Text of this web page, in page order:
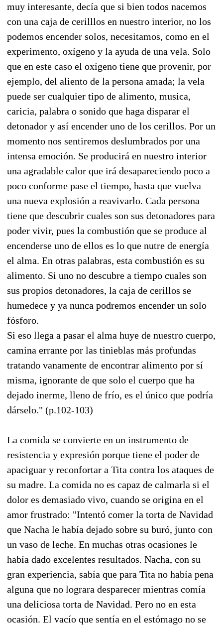
muy interesante, decía que si bien todos nacemos
con una caja de cerilllos en nuestro interior, no los
podemos encender solos, necesitamos, como en el
experimento, oxígeno y la ayuda de una vela. Solo
que en este caso el oxígeno tiene que provenir, por
ejemplo, del aliento de la persona amada; la vela
puede ser cualquier tipo de alimento, musica,
caricia, palabra o sonido que haga disparar el
detonador y así encender uno de los cerillos. Por un
momento nos sentiremos deslumbrados por una
intensa emoción. Se producirá en nuestro interior
una agradable calor que irá desapareciendo poco a
poco conforme pase el tiempo, hasta que vuelva
una nueva explosión a reavivarlo. Cada persona
tiene que descubrir cuales son sus detonadores para
poder vivir, pues la combustión que se produce al
encenderse uno de ellos es lo que nutre de energía
el alma. En otras palabras, esta combustión es su
alimento. Si uno no descubre a tiempo cuales son
sus propios detonadores, la caja de cerillos se
humedece y ya nunca podremos encender un solo
fósforo.
Si eso llega a pasar el alma huye de nuestro cuerpo,
camina errante por las tinieblas más profundas
tratando vanamente de encontrar alimento por sí
misma, ignorante de que solo el cuerpo que ha
dejado inerme, lleno de frío, es el único que podría
dárselo." (p.102-103)
La comida se convierte en un instrumento de
resistencia y expresión porque tiene el poder de
apaciguar y reconfortar a Tita contra los ataques de
su madre. La comida no es capaz de calmarla si el
dolor es demasiado vivo, cuando se origina en el
amor frustrado: "Intentó comer la torta de Navidad
que Nacha le había dejado sobre su buró, junto con
un vaso de leche. En muchas otras ocasiones le
había dado excelentes resultados. Nacha, con su
gran experiencia, sabía que para Tita no había pena
alguna que no lograra desparecer mientras comía
una deliciosa torta de Navidad. Pero no en esta
ocasión. El vacío que sentía en el estómago no se